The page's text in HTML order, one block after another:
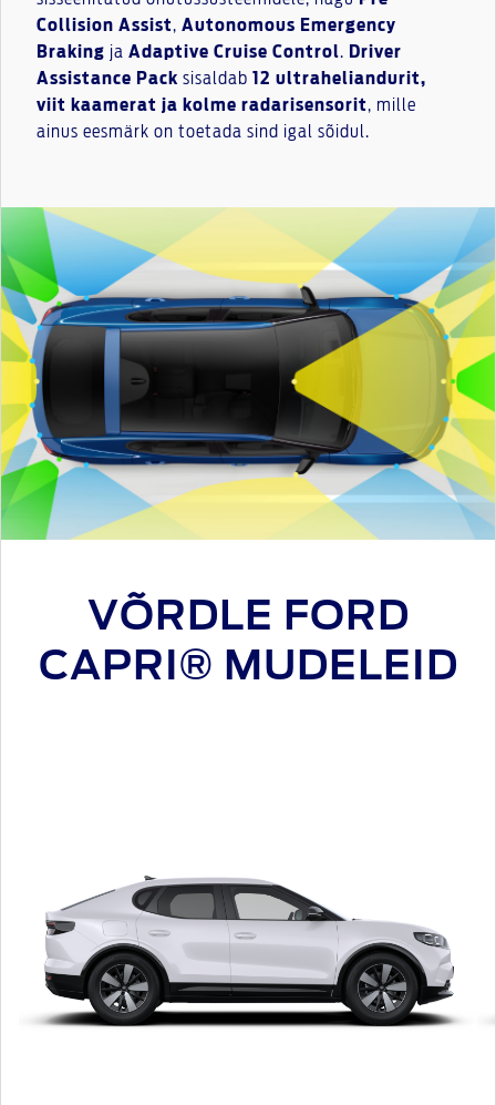
Collision Assist, Autonomous Emergency
Braking ja Adaptive Cruise Control. Driver
Assistance Pack sisaldab 12 ultraheliandurit,
viit kaamerat ja kolme radarisensorit, mille
ainus eesmärk on toetada sind igal sõidul.
VÕRDLE FORD
CAPRI® MUDELEID